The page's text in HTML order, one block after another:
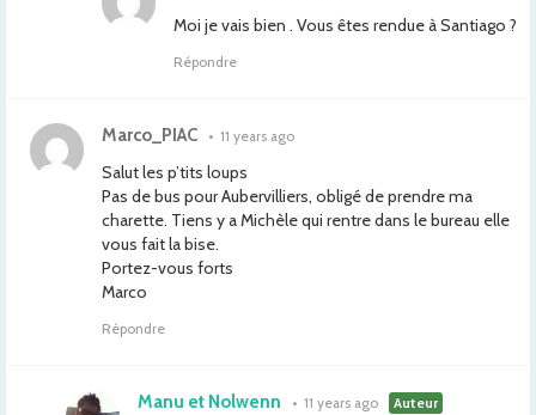
Moi je vais bien . Vous êtes rendue à Santiago ?
Répondre
Marco_PIAC • 11 years ago
Salut les p’tits loups
Pas de bus pour Aubervilliers, obligé de prendre ma
charette. Tiens y a Michèle qui rentre dans le bureau elle
vous fait la bise.
Portez-vous forts
Marco
Répondre
Manu et Nolwenn • 11 years ago Auteur